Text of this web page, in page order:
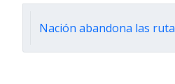
Nación abandona las